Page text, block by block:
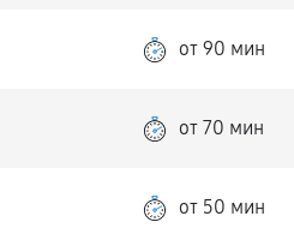
от 90 мин
от 70 мин
от 50 мин